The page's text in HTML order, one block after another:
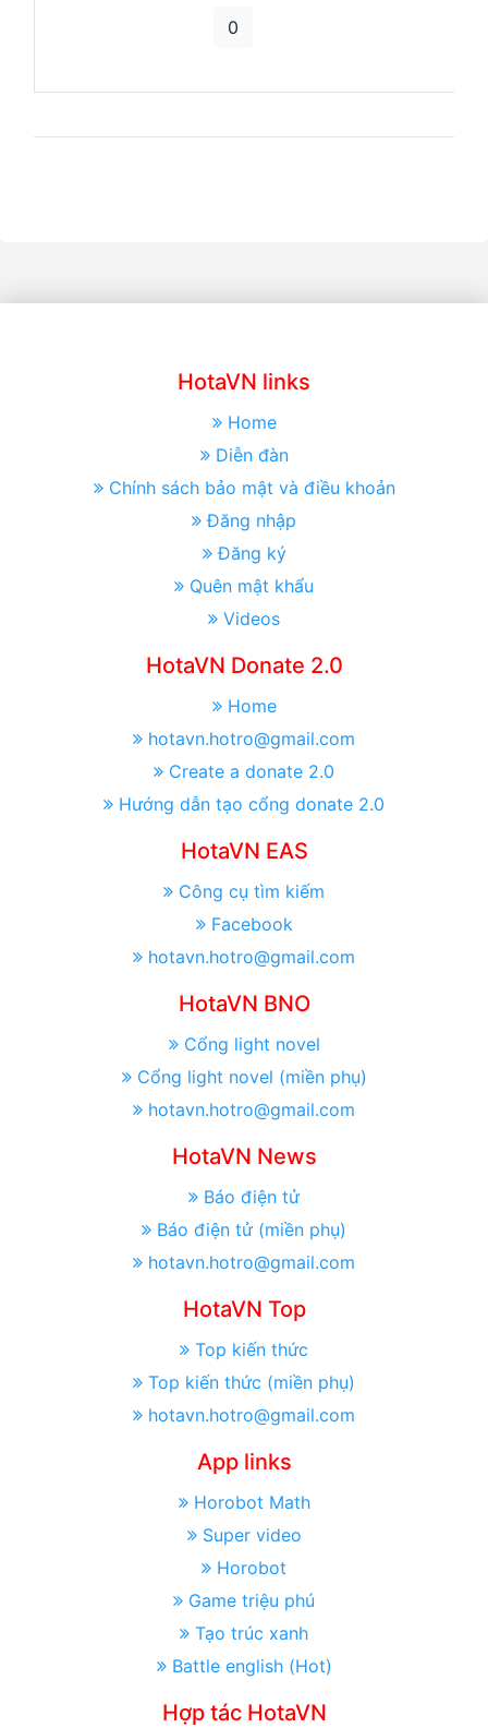
0
HotaVN links
Home
Diễn đàn
Chính sách bảo mật và điều khoản
Đăng nhập
Đăng ký
Quên mật khẩu
Videos
HotaVN Donate 2.0
Home
hotavn.hotro@gmail.com
Create a donate 2.0
Hướng dẫn tạo cổng donate 2.0
HotaVN EAS
Công cụ tìm kiếm
Facebook
hotavn.hotro@gmail.com
HotaVN BNO
Cổng light novel
Cổng light novel (miền phụ)
hotavn.hotro@gmail.com
HotaVN News
Báo điện tử
Báo điện tử (miền phụ)
hotavn.hotro@gmail.com
HotaVN Top
Top kiến thức
Top kiến thức (miền phụ)
hotavn.hotro@gmail.com
App links
Horobot Math
Super video
Horobot
Game triệu phú
Tạo trúc xanh
Battle english (Hot)
Hợp tác HotaVN